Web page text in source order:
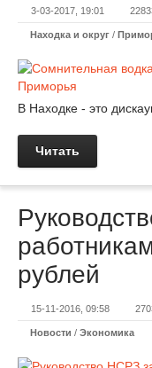
3-03-2017, 19:01
Находка и округ /
В Находке - это
Читать
рублей
15-11-2016, 09:58
Новости / Экономика